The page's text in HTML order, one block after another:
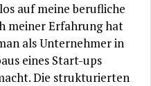
auf meine berufliche
meiner Erfahrung hat
als Unternehmer in
eines Start-ups
Die strukturierten